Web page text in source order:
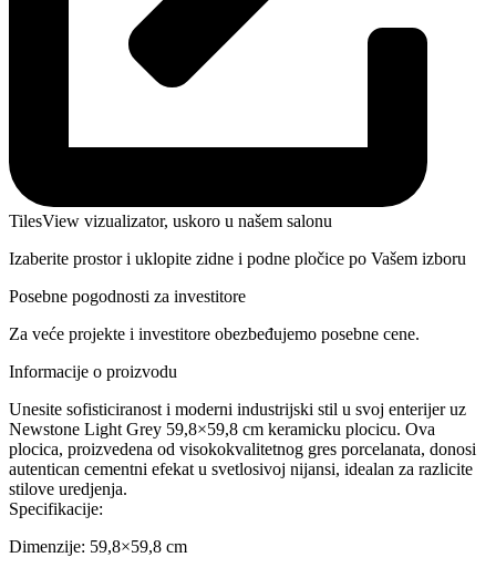
TilesView vizualizator, uskoro u našem salonu
Izaberite prostor i uklopite zidne i podne pločice po Vašem izboru
Posebne pogodnosti za investitore
Za veće projekte i investitore obezbeđujemo posebne cene.
Informacije o proizvodu
Unesite sofisticiranost i moderni industrijski stil u svoj enterijer uz
Newstone Light Grey 59,8×59,8 cm keramicku plocicu. Ova
plocica, proizvedena od visokokvalitetnog gres porcelanata, donosi
autentican cementni efekat u svetlosivoj nijansi, idealan za razlicite
stilove uredjenja.
Specifikacije:
Dimenzije: 59,8×59,8 cm